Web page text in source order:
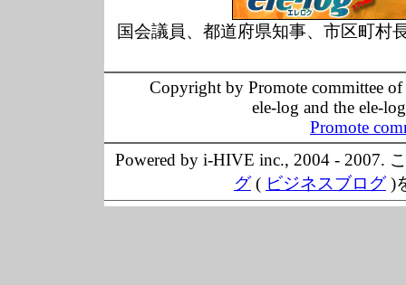
国会議員、都道府県知事、市区町村
Copyright by Promote committee
ele-log and the ele-
Promote
Powered by i-HIVE inc., 2004 - 2007.
グ( ビジネスブログ)